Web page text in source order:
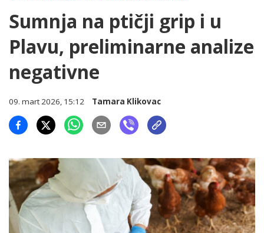
Sumnja na ptičji grip i u
Plavu, preliminarne analize
negativne
09. mart 2026, 15:12 Tamara Klikovac